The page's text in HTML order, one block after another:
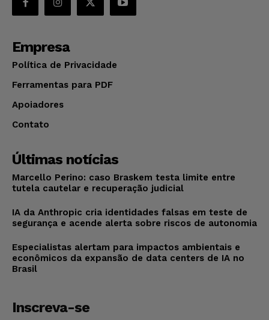
Empresa
Política de Privacidade
Ferramentas para PDF
Apoiadores
Contato
Últimas notícias
Marcello Perino: caso Braskem testa limite entre
tutela cautelar e recuperação judicial
IA da Anthropic cria identidades falsas em teste de
segurança e acende alerta sobre riscos de autonomia
Especialistas alertam para impactos ambientais e
econômicos da expansão de data centers de IA no
Brasil
Inscreva-se